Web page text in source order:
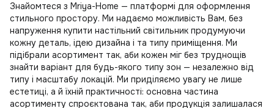
Знайомтеся з Mriya-Home — платформі для оформлення
стильного простору. Ми надаємо можливість Вам, без
напруження купити настільний світильник продумуючи
кожну деталь, ідею дизайна і та типу приміщення. Ми
підібрали асортимент так, аби кожен міг без труднощів
знайти варіант для будь-якого типу зон — незалежно від
типу і масштабу локацій. Ми приділяємо увагу не лише
естетиці, а й їхній практичності: основна частина
асортименту спроєктована так, аби продукція залишалася